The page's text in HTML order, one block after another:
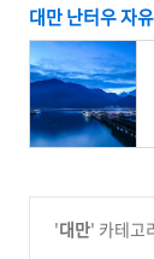
대만 난터우 자
'대만' 카테고